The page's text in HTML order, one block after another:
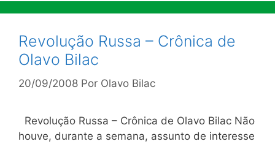
Revolução Russa – Crônica de
Olavo Bilac
20/09/2008 Por Olavo Bilac
Revolução Russa – Crônica de Olavo Bilac Não
houve, durante a semana, assunto de interesse